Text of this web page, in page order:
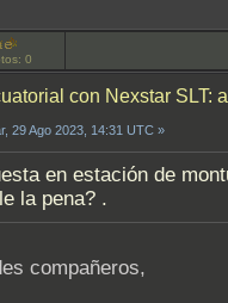
0
con Nexstar SLT:
29 Ago 2023, 14:31 UTC »
en estación de
la pena? .
compañeros,